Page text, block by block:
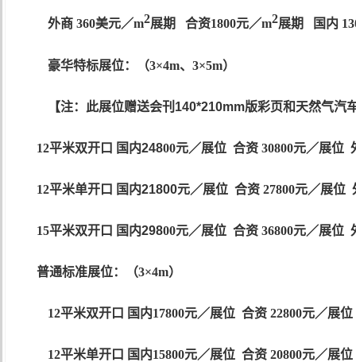
外商 360美元／m2展期 合资1800元／m2展期 国内
豪华特标展位：（3×4m、3×5m）
【注：此展位赠送会刊 140*210mm版彩页和天然气汽
12平米双开口 国内24800元／展位 合资 30800元／展位
12平米单开口 国内21800元／展位 合资 27800元／展位
15平米双开口 国内29800元／展位 合资 36800元／展位
普通标准展位：（3×4m）
12平米双开口 国内17800元／展位 合资 22800元／展位
12平米单开口 国内15800元／展位 合资 20800元／展位